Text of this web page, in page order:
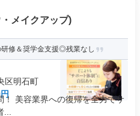
メイクアップ)
修＆奨学金支援◎残業なし
区明石町
！ 美容業界への復帰を全力でサ